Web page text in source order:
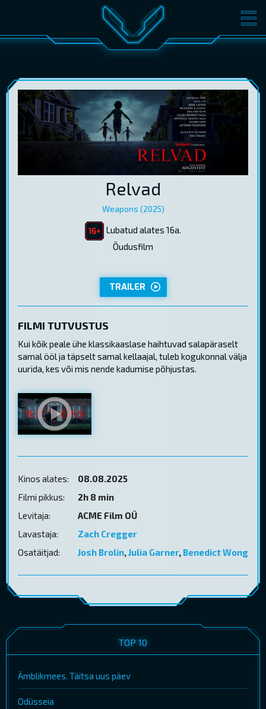
FILMID PILETID
KONVERENTS V-KLUBI
KINKEKAARDID
Relvad
Weapons (2025)
Lubatud alates 16a.
Õudusfilm
TRAILER
FILMI TUTVUSTUS
Kui kõik peale ühe klassikaaslase haihtuvad salapäraselt
samal ööl ja täpselt samal kellaajal, tuleb kogukonnal välja
uurida, kes või mis nende kadumise põhjustas.
Kinos alates:
08.08.2025
Filmi pikkus:
2h 8 min
Levitaja:
ACME Film OÜ
Lavastaja:
Zach Cregger
Osatäitjad:
Josh Brolin,Julia Garner,Benedict Wong
TOP 10
Ämblikmees. Täitsa uus päev
Odüsseia